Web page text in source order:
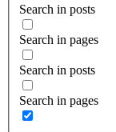
Search in posts
Search in pages
Search in posts
Search in pages